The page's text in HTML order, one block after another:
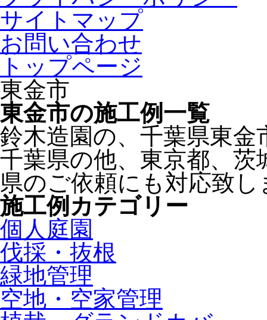
サイトマップ
お問い合わせ
トップページ
東金市
東金市の施工例一覧
鈴木造園の、千葉県東
千葉県の他、東京都、茨
県のご依頼にも対応致し
施工例カテゴリー
個人庭園
伐採・抜根
緑地管理
空地・空家管理